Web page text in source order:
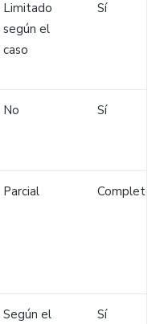
Limitado
según el
caso
Sí
No Sí
Parcial Completo
Según el
Sí